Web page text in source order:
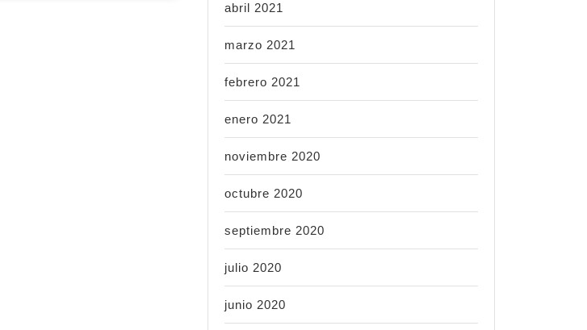
abril 2021
marzo 2021
febrero 2021
enero 2021
noviembre 2020
octubre 2020
septiembre 2020
julio 2020
junio 2020